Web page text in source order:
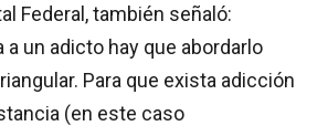
Federal, también señaló:
a un adicto hay que abordarlo
Para que exista adicción
(en este caso